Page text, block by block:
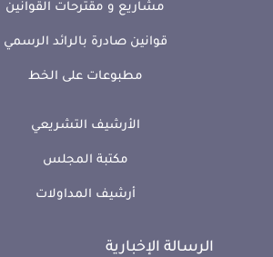
مشاريع و مقترحات القوانين
قوانين صادرة بالرائد الرسمي
مطبوعات على الخط
الأرشيف التشريعي
مكتبة المجلس
أرشيف المداولات
الرسالة الإخبارية